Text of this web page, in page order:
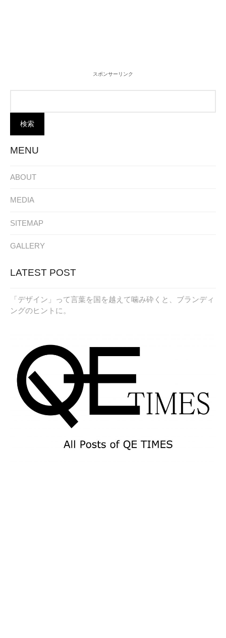
スポンサーリンク
MENU
ABOUT
MEDIA
SITEMAP
GALLERY
LATEST POST
「デザイン」って言葉を国を越えて噛み砕くと、ブランディ
ングのヒントに。